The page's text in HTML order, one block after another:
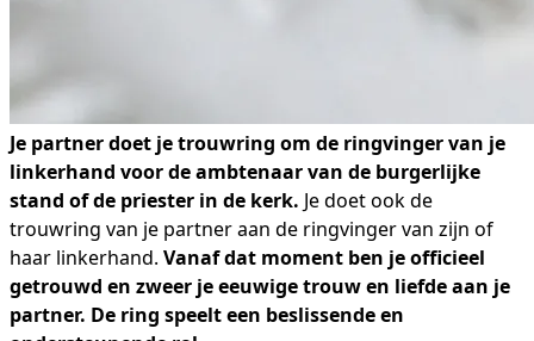
Je partner doet je trouwring om de ringvinger van je
linkerhand voor de ambtenaar van de burgerlijke
stand of de priester in de kerk. Je doet ook de
trouwring van je partner aan de ringvinger van zijn of
haar linkerhand. Vanaf dat moment ben je officieel
getrouwd en zweer je eeuwige trouw en liefde aan je
partner. De ring speelt een beslissende en